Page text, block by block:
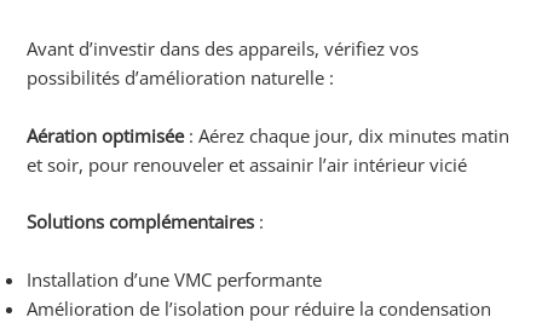
Avant d’investir dans des appareils, vérifiez vos
possibilités d’amélioration naturelle :
Aération optimisée: Aérez chaque jour, dix minutes matin
et soir, pour renouveler et assainir l’air intérieur vicié
Solutions complémentaires :
Installation d’une VMC performante
Amélioration de l’isolation pour réduire la condensation